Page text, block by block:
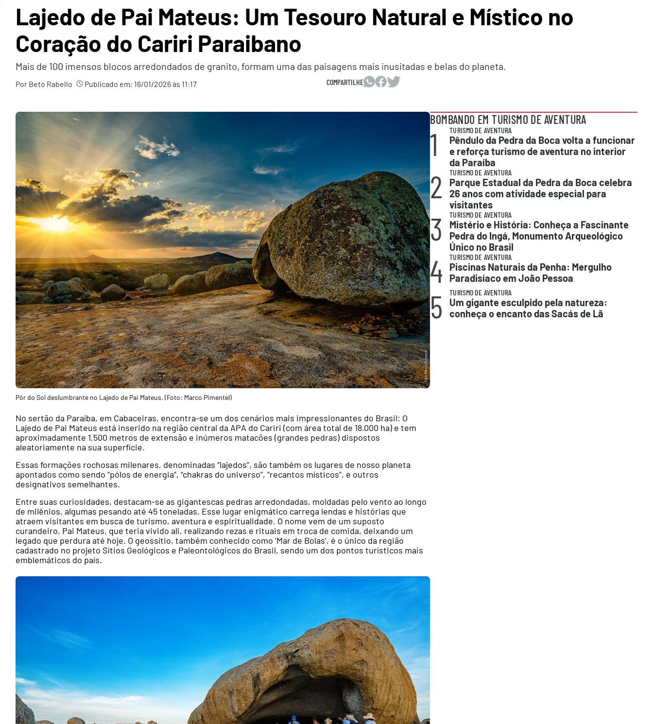
Lajedo de Pai Mateus: Um Tesouro Natural e Místico no
Coração do Cariri Paraibano
Mais de 100 imensos blocos arredondados de granito, formam uma das paisagens mais inusitadas e belas do planeta.
Por Beto Rabello Publicado em: 16/01/2026 às 11:17 COMPARTILHE
Pôr do Sol deslumbrante no Lajedo de Pai Mateus. (Foto: Marco Pimentel)
No sertão da Paraíba, em Cabaceiras, encontra-se um dos cenários mais impressionantes do Brasil: O
Lajedo de Pai Mateus está inserido na região central da APA do Cariri (com área total de 18.000 ha) e tem
aproximadamente 1.500 metros de extensão e inúmeros matacões (grandes pedras) dispostos
aleatoriamente na sua superfície.
Essas formações rochosas milenares, denominadas “lajedos”, são também os lugares de nosso planeta
apontados como sendo “pólos de energia”, “chakras do universo”, “recantos místicos”, e outros
designativos semelhantes.
Entre suas curiosidades, destacam-se as gigantescas pedras arredondadas, moldadas pelo vento ao longo
de milênios, algumas pesando até 45 toneladas. Esse lugar enigmático carrega lendas e histórias que
atraem visitantes em busca de turismo, aventura e espiritualidade. O nome vem de um suposto
curandeiro, Pai Mateus, que teria vivido ali, realizando rezas e rituais em troca de comida, deixando um
legado que perdura até hoje. O geossítio, também conhecido como ‘Mar de Bolas’, é o único da região
cadastrado no projeto Sítios Geológicos e Paleontológicos do Brasil, sendo um dos pontos turísticos mais
emblemáticos do país.
BOMBANDO EM TURISMO DE AVENTURA
1 TURISMO DE AVENTURA
Pêndulo da Pedra da Boca volta a funcionar
e reforça turismo de aventura no interior
da Paraíba
2 TURISMO DE AVENTURA
Parque Estadual da Pedra da Boca celebra
26 anos com atividade especial para
visitantes
3 TURISMO DE AVENTURA
Mistério e História: Conheça a Fascinante
Pedra do Ingá, Monumento Arqueológico
Único no Brasil
4 TURISMO DE AVENTURA
Piscinas Naturais da Penha: Mergulho
Paradisíaco em João Pessoa
5 TURISMO DE AVENTURA
Um gigante esculpido pela natureza:
conheça o encanto das Sacás de Lã